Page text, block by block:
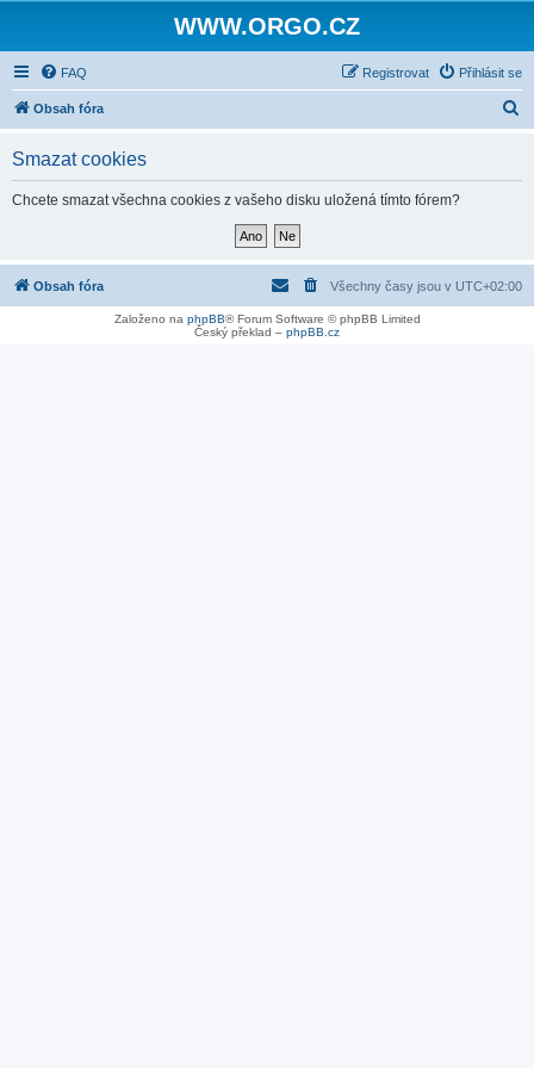
WWW.ORGO.CZ
FAQ Přihlásit se
Registrovat
Obsah fóra
Smazat cookies
Chcete smazat všechna cookies z vašeho disku uložená tímto fórem?
Obsah fóra Všechny časy jsou v UTC+02:00
Založeno na phpBB® Forum Software © phpBB Limited
Český překlad – phpBB.cz